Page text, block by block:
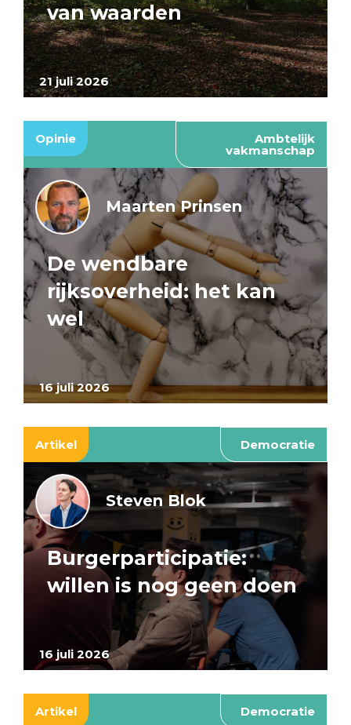
21 juli 2026
van waarden
Opinie Ambtelijk
vakmanschap
16 juli 2026
Maarten Prinsen
De wendbare
rijksoverheid: het kan
wel
Artikel Democratie
16 juli 2026
Steven Blok
Burgerparticipatie:
willen is nog geen doen
Artikel Democratie